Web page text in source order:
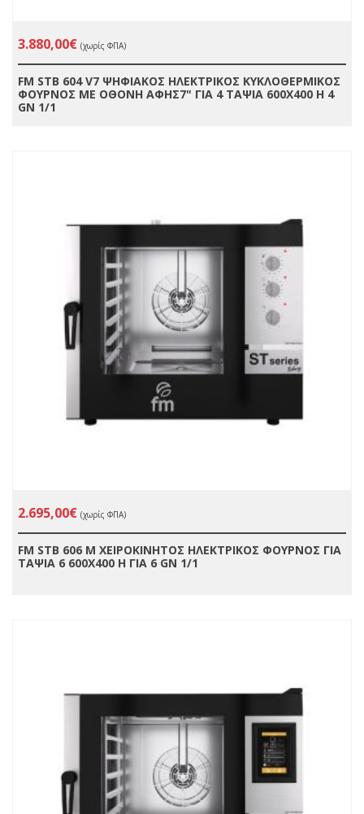
3.880,00€ (χωρίς ΦΠΑ)
FM STB 604 V7 ΨΗΦΙΑΚΟΣ ΗΛΕΚΤΡΙΚΟΣ ΚΥΚΛΟΘΕΡΜΙΚΟΣ
ΦΟΥΡΝΟΣ ΜΕ ΟΘΟΝΗ ΑΦΗΣ7" ΓΙΑ 4 ΤΑΨΙΑ 600X400 H 4
GN 1/1
2.695,00€ (χωρίς ΦΠΑ)
FM STB 606 Μ ΧΕΙΡΟΚΙΝΗΤΟΣ ΗΛΕΚΤΡΙΚΟΣ ΦΟΥΡΝΟΣ ΓΙΑ
ΤΑΨΙΑ 6 600X400 H ΓΙΑ 6 GN 1/1